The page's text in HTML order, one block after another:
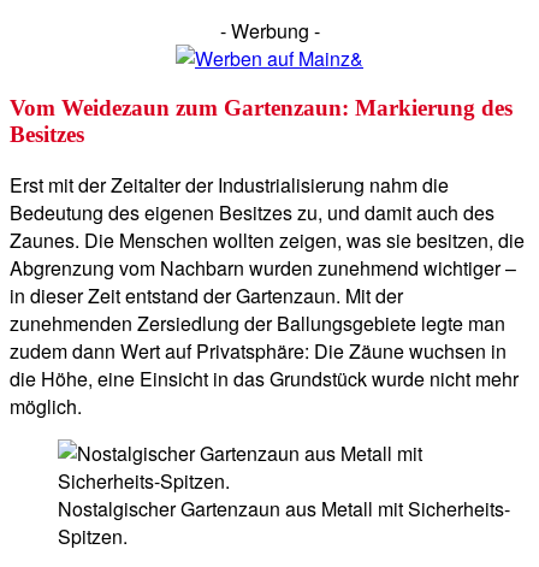
- Werbung -
Vom Weidezaun zum Gartenzaun: Markierung des
Besitzes
Erst mit der Zeitalter der Industrialisierung nahm die
Bedeutung des eigenen Besitzes zu, und damit auch des
Zaunes. Die Menschen wollten zeigen, was sie besitzen, die
Abgrenzung vom Nachbarn wurden zunehmend wichtiger –
in dieser Zeit entstand der Gartenzaun. Mit der
zunehmenden Zersiedlung der Ballungsgebiete legte man
zudem dann Wert auf Privatsphäre: Die Zäune wuchsen in
die Höhe, eine Einsicht in das Grundstück wurde nicht mehr
möglich.
Nostalgischer Gartenzaun aus Metall mit Sicherheits-
Spitzen.